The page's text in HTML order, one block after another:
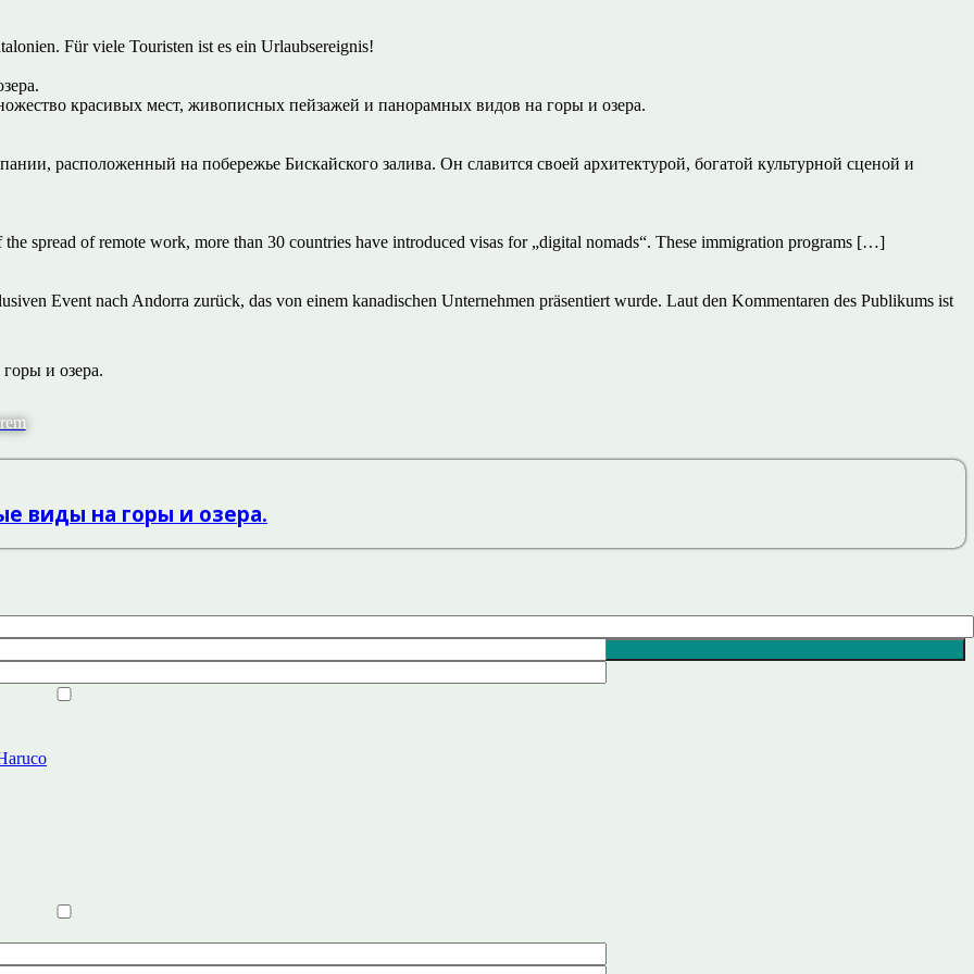
Für viele Touristen ist es ein Urlaubsereignis!
красивых мест, живописных пейзажей и панорамных видов на горы и озера.
расположенный на побережье Бискайского залива. Он славится своей архитектурой, богатой культурной сценой и
spread of remote work, more than 30 countries have introduced visas for „digital nomads“. These immigration programs […]
Event nach Andorra zurück, das von einem kanadischen Unternehmen präsentiert wurde. Laut den Kommentaren des Publikums ist
и озера.
виды на горы и озера.